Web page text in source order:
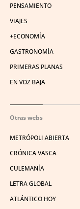
PENSAMIENTO
VIAJES
+ECONOMÍA
GASTRONOMÍA
PRIMERAS PLANAS
EN VOZ BAJA
Otras webs
METRÓPOLI ABIERTA
CRÓNICA VASCA
CULEMANÍA
LETRA GLOBAL
ATLÁNTICO HOY